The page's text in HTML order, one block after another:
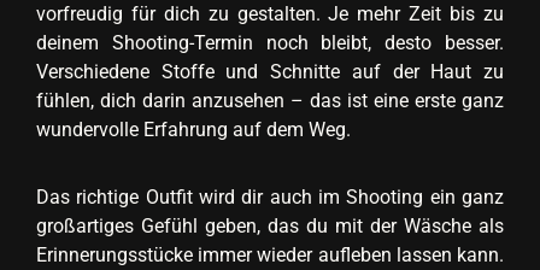
vorfreudig für dich zu gestalten. Je mehr Zeit bis zu
deinem Shooting-Termin noch bleibt, desto besser.
Verschiedene Stoffe und Schnitte auf der Haut zu
fühlen, dich darin anzusehen – das ist eine erste ganz
wundervolle Erfahrung auf dem Weg.
Das richtige Outfit wird dir auch im Shooting ein ganz
großartiges Gefühl geben, das du mit der Wäsche als
Erinnerungsstücke immer wieder aufleben lassen kann.